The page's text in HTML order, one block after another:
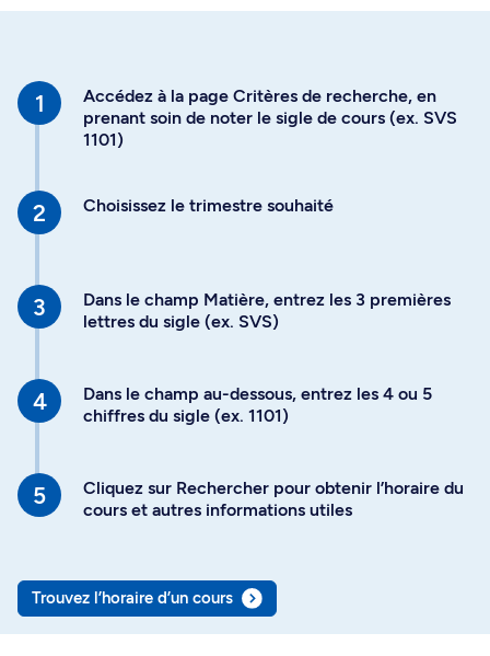
Accédez à la page Critères de recherche, en
prenant soin de noter le sigle de cours (ex. SVS
1101)
Choisissez le trimestre souhaité
Dans le champ Matière, entrez les 3 premières
lettres du sigle (ex. SVS)
Dans le champ au-dessous, entrez les 4 ou 5
chiffres du sigle (ex. 1101)
Cliquez sur Rechercher pour obtenir l’horaire du
cours et autres informations utiles
Trouvez l’horaire d’un cours